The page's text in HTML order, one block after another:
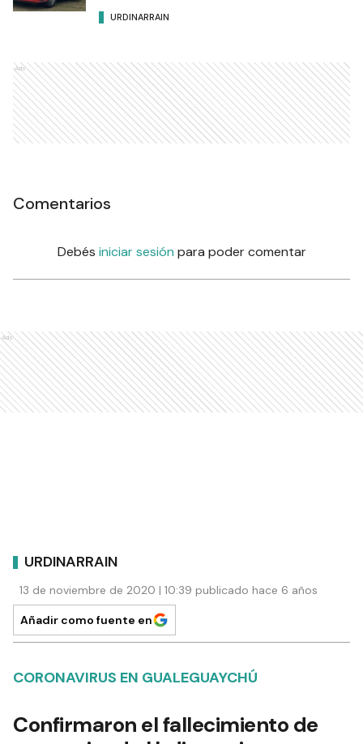
URDINARRAIN
Ads
Comentarios
Debés iniciar sesión para poder comentar
Ads
URDINARRAIN
13 de noviembre de 2020 | 10:39 publicado hace 6 años
Añadir como fuente en
CORONAVIRUS EN GUALEGUAYCHÚ
Confirmaron el fallecimiento de